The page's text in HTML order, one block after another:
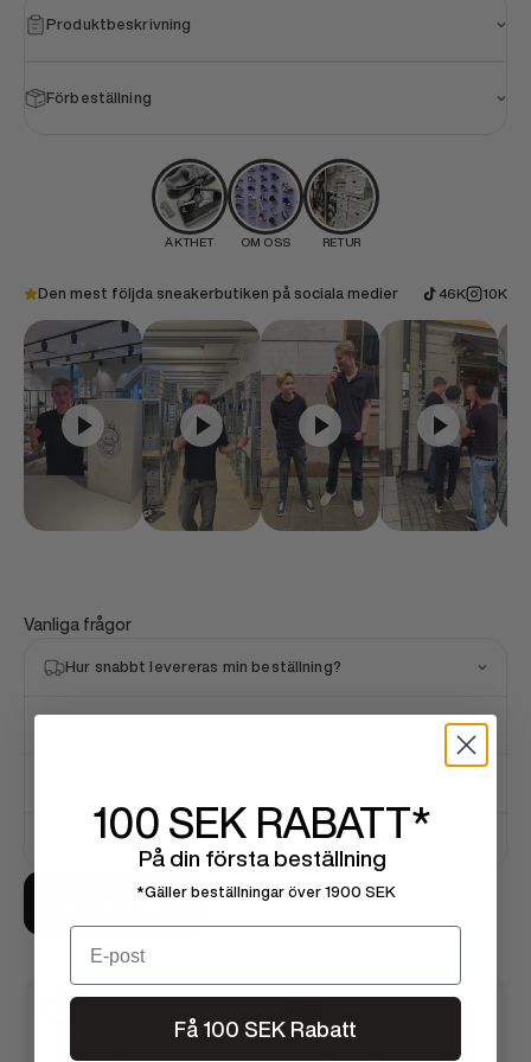
Produktbeskrivning
Förbeställning
ÄKTHET OM OSS RETUR
Den mest följda sneakerbutiken på sociala medier 46K 10K
48 timmars leverans
Alla produkter i lager
Över 100 000 nöjda kunder
Vanliga frågor
Hur snabbt levereras min beställning?
Hur väljer jag rätt storlek?
Kontakta oss
100 SEK RABATT*
På din första beställning
*Gäller beställningar över 1900 SEK
Email
Få 100 SEK Rabatt